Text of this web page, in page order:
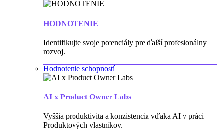
HODNOTENIE
Identifikujte svoje potenciály pre ďalší profesionálny
rozvoj.
Hodnotenie schopností
AI x Product Owner Labs
Vyššia produktivita a konzistencia vďaka AI v práci
Produktových vlastníkov.